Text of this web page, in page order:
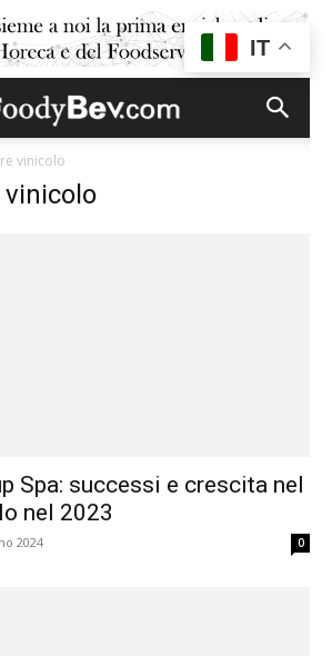
vinicolo
Spa: successi e crescita nel
nel 2023
2024 0
IT